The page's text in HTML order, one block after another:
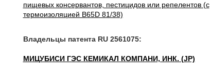
пищевых консервантов, пестицидов или репелентов (с
термоизоляцией B65D 81/38)
Владельцы патента RU 2561075:
МИЦУБИСИ ГЭС КЕМИКАЛ КОМПАНИ, ИНК. (JP)